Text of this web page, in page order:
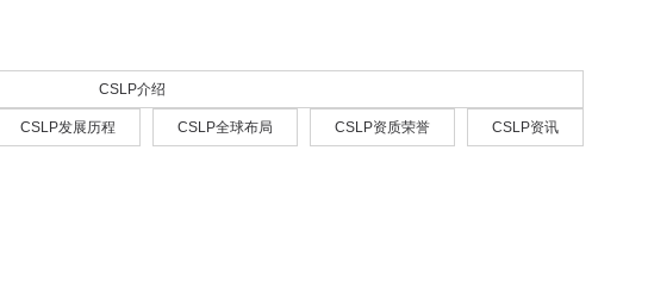
CSLP介绍
CSLP发展历程 CSLP全球布局 CSLP资质荣誉 CSLP资讯